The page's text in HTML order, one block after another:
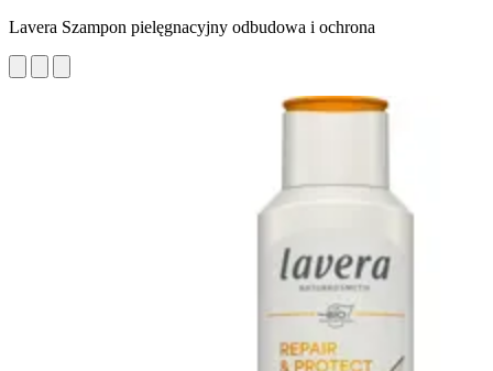
Lavera Szampon pielęgnacyjny odbudowa i ochrona